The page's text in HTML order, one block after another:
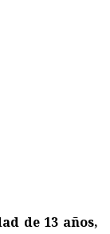
de 13 años,